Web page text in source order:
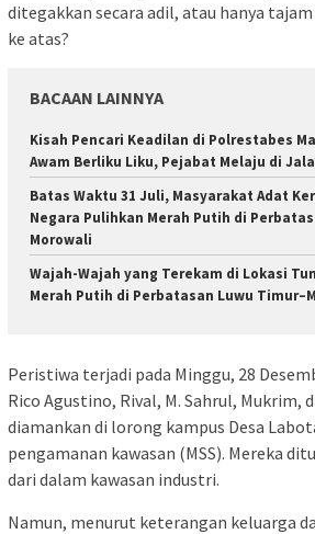
ditegakkan secara adil, atau hanya
ke atas?
BACAAN LAINNYA
Kisah Pencari Keadilan di Polrestabes
Awam Berliku Liku, Pejabat Melaju di
Batas Waktu 31 Juli, Masyarakat Adat
Negara Pulihkan Merah Putih di
Morowali
Wajah-Wajah yang Terekam di Lokasi
Merah Putih di Perbatasan Luwu
Peristiwa terjadi pada Minggu, 28
Rico Agustino, Rival, M. Sahrul, Mukrim,
diamankan di lorong kampus Desa
pengamanan kawasan (MSS). Mereka
dari dalam kawasan industri.
Namun, menurut keterangan keluarga